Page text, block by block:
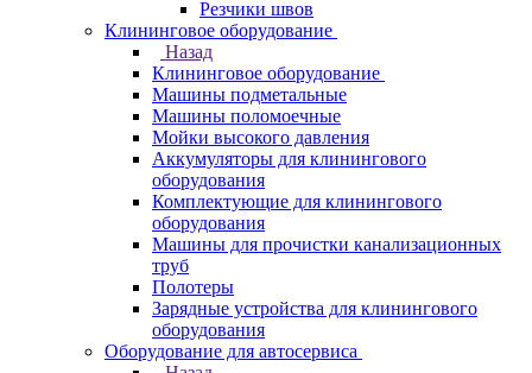
Резчики швов
Клининговое оборудование
Назад
Клининговое оборудование
Машины подметальные
Машины поломоечные
Мойки высокого давления
Аккумуляторы для клинингового
оборудования
Комплектующие для клинингового
оборудования
Машины для прочистки канализационных
труб
Полотеры
Зарядные устройства для клинингового
оборудования
Оборудование для автосервиса